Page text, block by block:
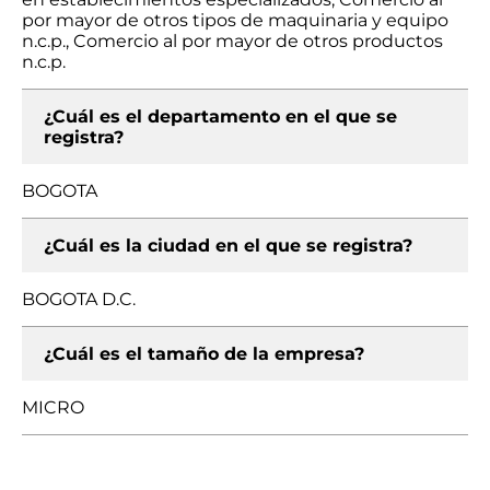
por mayor de otros tipos de maquinaria y equipo
n.c.p., Comercio al por mayor de otros productos
n.c.p.
¿Cuál es el departamento en el que se
registra?
BOGOTA
¿Cuál es la ciudad en el que se registra?
BOGOTA D.C.
¿Cuál es el tamaño de la empresa?
MICRO